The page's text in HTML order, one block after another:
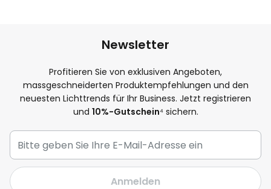
Newsletter
Profitieren Sie von exklusiven Angeboten,
massgeschneiderten Produktempfehlungen und den
neuesten Lichttrends für Ihr Business. Jetzt registrieren
und 10%-Gutschein⁴ sichern.
Anmelden